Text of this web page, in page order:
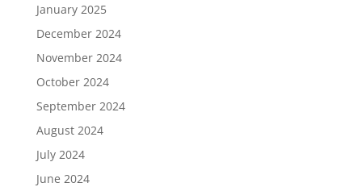
January 2025
December 2024
November 2024
October 2024
September 2024
August 2024
July 2024
June 2024